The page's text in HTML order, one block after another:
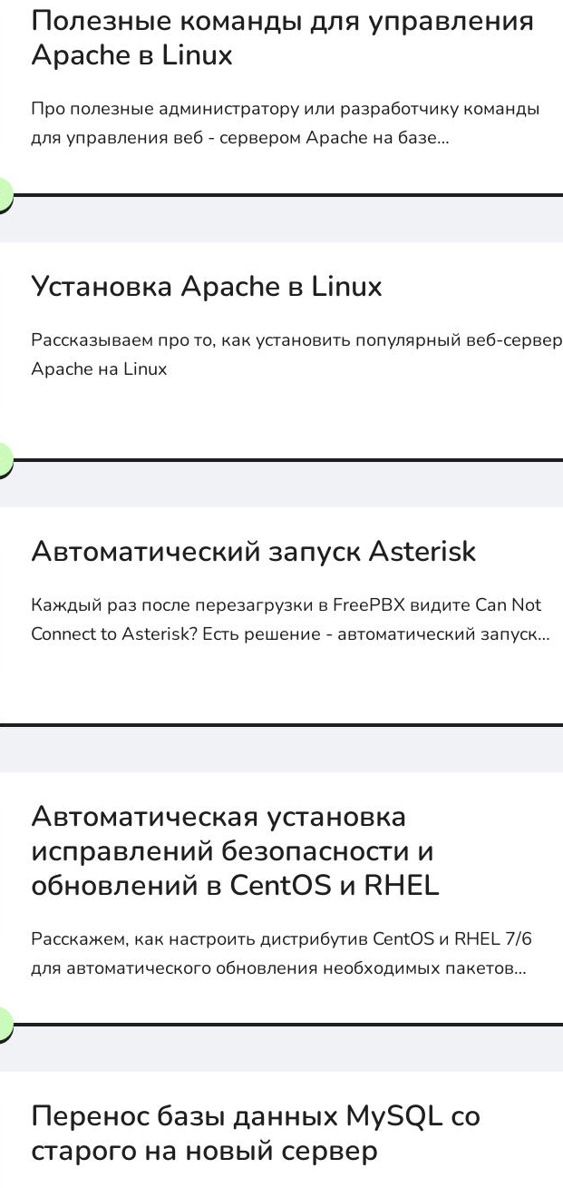
Полезные команды для управления
Apache в Linux
Про полезные администратору или разработчику команды
для управления веб - сервером Apache на базе
Установка Apache в Linux
Рассказываем про то, как установить популярный веб-сервер
Apache на Linux
Автоматический запуск Asterisk
Каждый раз после перезагрузки в FreePBX видите Can Not
Connect to Asterisk? Есть решение - автоматический запуск
Автоматическая установка
исправлений безопасности и
обновлений в CentOS и RHEL
Расскажем, как настроить дистрибутив CentOS и RHEL 7/6
для автоматического обновления необходимых пакетов
Перенос базы данных MySQL со
старого на новый сервер